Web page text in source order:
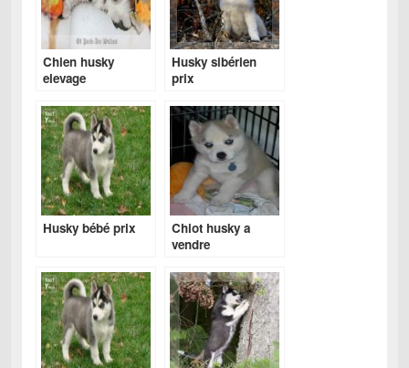
Chien husky
elevage
Husky sibérien
prix
Husky bébé prix
Chiot husky a
vendre